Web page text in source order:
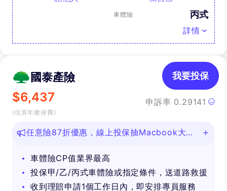
車體險 丙式
詳情
國泰產險
$6,437
(估算年繳保費)
申訴率 0.29141
我要投保
任意險87折優惠，線上投保抽Macbook大
車體險CP值業界最高
投保甲/乙/丙式車體險或指定條件，送道路救援
收到理賠申請1個工作日內，即安排專員服務